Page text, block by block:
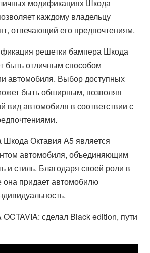
модификациях Шкода
каждому владельцу
отвечающий его предпочтениям.
решетки бампера Шкода
быть отличным способом
автомобиля. Выбор доступных
быть обширным, позволяя
вид автомобиля в соответствии с
Октавия А5 является
автомобиля, объединяющим
и стиль. Благодаря своей роли в
она придает автомобилю
сделал Black edition, пути